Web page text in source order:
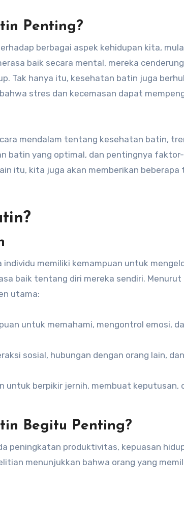
Penting?
berbagai aspek kehidupan kita,
baik secara mental, mereka
Tak hanya itu, kesehatan batin juga
stres dan kecemasan dapat
mendalam tentang kesehatan batin,
batin yang optimal, dan pentingnya
itu, kita juga akan memberikan
memiliki kemampuan untuk
baik tentang diri mereka sendiri.
utama:
untuk memahami, mengontrol emosi,
sosial, hubungan dengan orang lain,
untuk berpikir jernih, membuat keputusan,
Begitu Penting?
peningkatan produktivitas, kepuasan
menunjukkan bahwa orang yang